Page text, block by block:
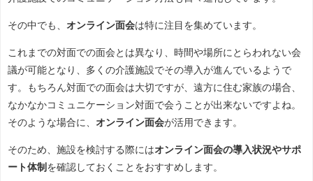
その中でも、 オンライン面会は特に注目を集めています。
これまでの対面での面会とは異なり、時間や場所にとらわれない会
議が可能となり、多くの介護施設でその導入が進んでいるようで
す。もちろん対面での面会は大切ですが、遠方に住む家族の場合、
なかなかコミュニケーション対面で会うことが出来ないですよね。
そのような場合に、 オンライン面会が活用できます。
そのため、施設を検討する際にはオンライン面会の導入状況やサポ
ート体制 を確認しておくことをおすすめします。